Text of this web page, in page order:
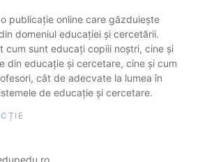
publicație online care găzduiește
domeniul educației și cercetării.
cum sunt educați copiii noștri, cine și
din educație și cercetare, cine și cum
cât de adecvate la lumea în
de educație și cercetare.